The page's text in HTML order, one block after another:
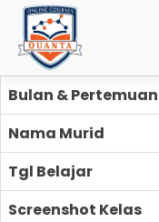
Bulan &
Nama Murid
Tgl Belajar
Screenshot Kelas